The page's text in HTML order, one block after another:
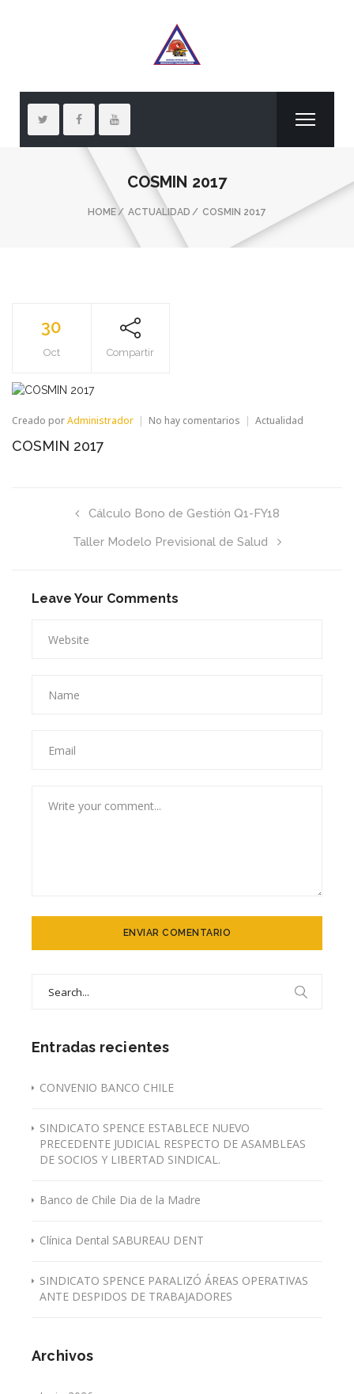
COSMIN 2017
HOME ACTUALIDAD COSMIN 2017
30
Oct Compartir
Creado porAdministrador No hay comentarios en Actualidad
COSMIN 2017
Cálculo Bono de Gestión Q1-FY18
Taller Modelo Previsional de Salud
Leave Your Comments
Entradas recientes
CONVENIO BANCO CHILE
SINDICATO SPENCE ESTABLECE NUEVO
PRECEDENTE JUDICIAL RESPECTO DE ASAMBLEAS
DE SOCIOS Y LIBERTAD SINDICAL.
Banco de Chile Dia de la Madre
Clínica Dental SABUREAU DENT
SINDICATO SPENCE PARALIZÓ ÁREAS OPERATIVAS
ANTE DESPIDOS DE TRABAJADORES
Archivos